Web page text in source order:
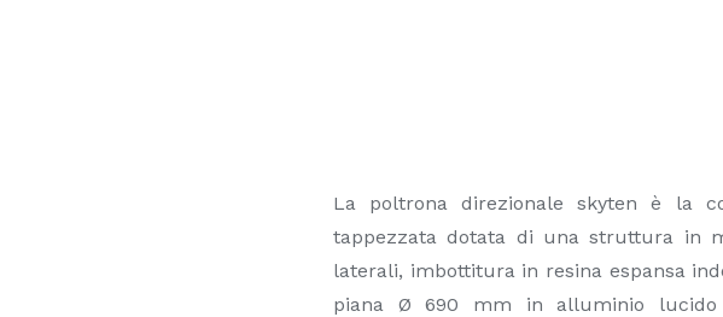
La poltrona direzionale skyten è la
tappezzata dotata di una struttura in
laterali, imbottitura in resina espansa
piana Ø 690 mm in alluminio